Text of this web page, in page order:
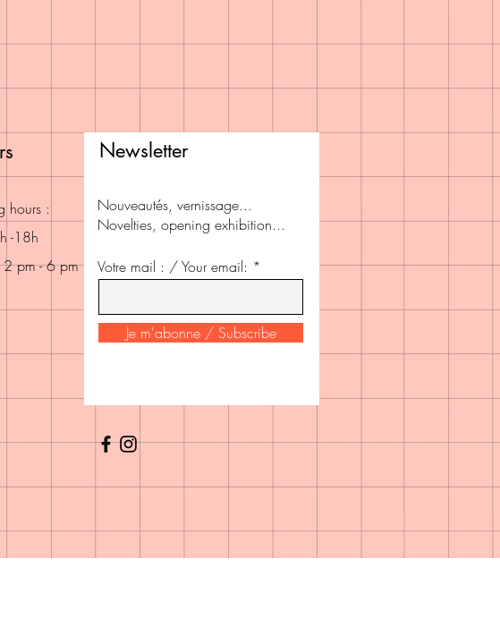
hours :
-18h
2 pm - 6 pm
Newsletter
Nouveautés, vernissage...
Novelties, opening exhibition...
Votre mail : / Your email: *
Je m'abonne / Subscribe